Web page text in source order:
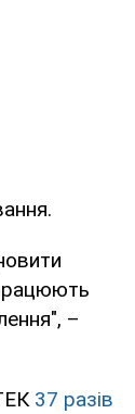
–
37 разів